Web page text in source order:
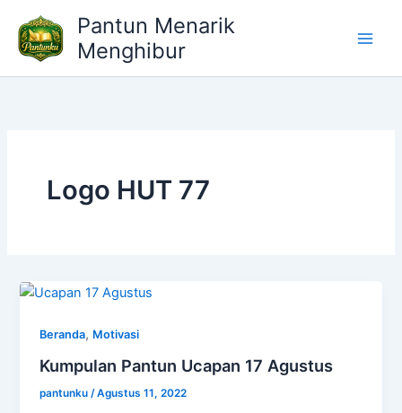
konten
Pantun Menarik
Menghibur
Logo HUT 77
Beranda, Motivasi
Kumpulan Pantun Ucapan 17 Agustus
pantunku /Agustus 11, 2022